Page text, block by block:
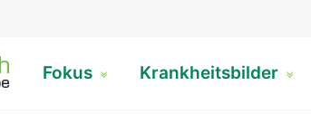
Fokus Krankheitsbilder